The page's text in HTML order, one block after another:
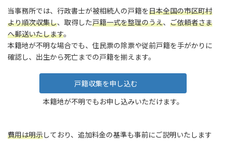
当事務所では、行政書士が被相続人の戸籍を日本全国の市区町村
より順次収集し、取得した戸籍一式を整理のうえ、 ご依頼者さま
へ郵送いたします。
本籍地が不明な場合でも、住民票の除票や従前戸籍を手がかりに
確認し、出生から死亡までの戸籍を揃えます。
戸籍収集を申し込む
本籍地が不明でもお申し込みいただけます。
費用は明示しており、追加料金の基準も事前にご説明いたします